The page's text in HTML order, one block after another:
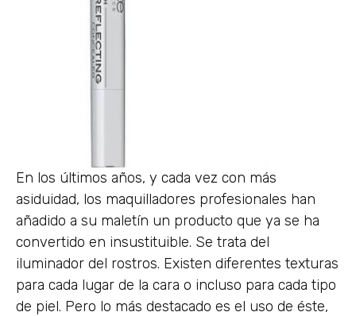
En los últimos años, y cada vez con más
asiduidad, los maquilladores profesionales han
añadido a su maletín un producto que ya se ha
convertido en insustituible. Se trata del
iluminador del rostros. Existen diferentes texturas
para cada lugar de la cara o incluso para cada tipo
de piel. Pero lo más destacado es el uso de éste,